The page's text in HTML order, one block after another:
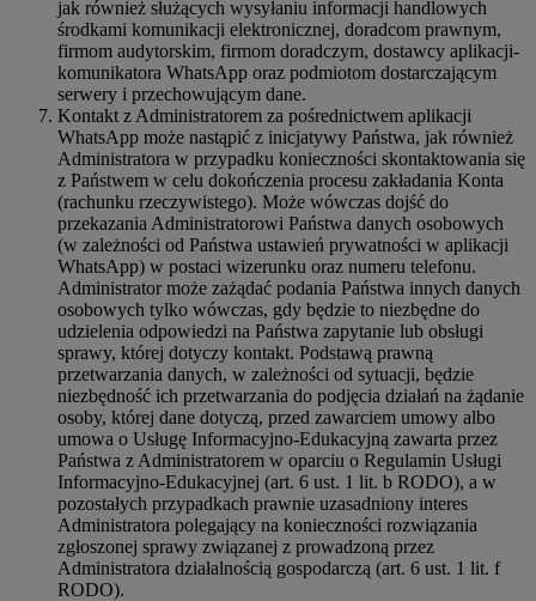
jak również służących wysyłaniu informacji handlowych
środkami komunikacji elektronicznej, doradcom prawnym,
firmom audytorskim, firmom doradczym, dostawcy aplikacji-
komunikatora WhatsApp oraz podmiotom dostarczającym
serwery i przechowującym dane.
Kontakt z Administratorem za pośrednictwem aplikacji
WhatsApp może nastąpić z inicjatywy Państwa, jak również
Administratora w przypadku konieczności skontaktowania się
z Państwem w celu dokończenia procesu zakładania Konta
(rachunku rzeczywistego). Może wówczas dojść do
przekazania Administratorowi Państwa danych osobowych
(w zależności od Państwa ustawień prywatności w aplikacji
WhatsApp) w postaci wizerunku oraz numeru telefonu.
Administrator może zażądać podania Państwa innych danych
osobowych tylko wówczas, gdy będzie to niezbędne do
udzielenia odpowiedzi na Państwa zapytanie lub obsługi
sprawy, której dotyczy kontakt. Podstawą prawną
przetwarzania danych, w zależności od sytuacji, będzie
niezbędność ich przetwarzania do podjęcia działań na żądanie
osoby, której dane dotyczą, przed zawarciem umowy albo
umowa o Usługę Informacyjno-Edukacyjną zawarta przez
Państwa z Administratorem w oparciu o Regulamin Usługi
Informacyjno-Edukacyjnej (art. 6 ust. 1 lit. b RODO), a w
pozostałych przypadkach prawnie uzasadniony interes
Administratora polegający na konieczności rozwiązania
zgłoszonej sprawy związanej z prowadzoną przez
Administratora działalnością gospodarczą (art. 6 ust. 1 lit. f
RODO).